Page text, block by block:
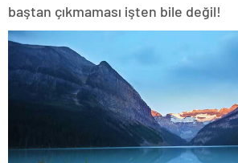
baştan çıkmaması işten bile değil!